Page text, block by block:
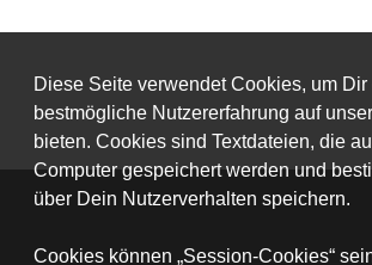
Diese Seite verwendet Cookies, um Dir
bestmögliche Nutzererfahrung auf
bieten. Cookies sind Textdateien, die
Computer gespeichert werden und
über Dein Nutzerverhalten speichern.
Cookies können „Session-Cookies“